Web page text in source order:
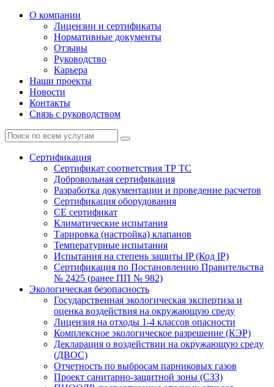
О компании
Лицензии и сертификаты
Нормативные документы
Отзывы
Руководство
Карьера
Наши проекты
Новости
Контакты
Связь с руководством
Сертификация
Cертификат соответствия ТР ТС
Добровольная сертификация
Разработка документации и проведение расчетов
Сертификация оборудования
CE cертификат
Климатические испытания
Тарировка (настройка) клапанов
Температурные испытания
Испытания на степень защиты IP (Код IP)
Сертификация по Постановлению Правительства
№ 2425 (ранее ПП № 982)
Экологическая безопасность
Государственная экологическая экспертиза и
оценка воздействия на окружающую среду
Лицензия на отходы 1-4 классов опасности
Комплексное экологическое разрешение (КЭР)
Декларация о воздействии на окружающую среду
(ДВОС)
Отчетность по выбросам парниковых газов
Проект санитарно-защитной зоны (СЗЗ)